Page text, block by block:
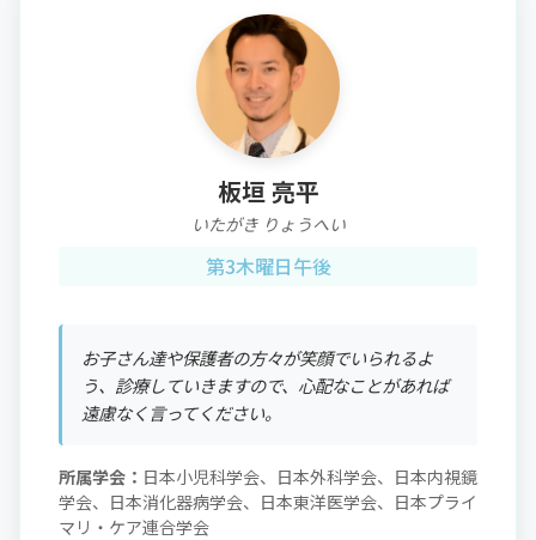
板垣 亮平
いたがき りょうへい
第3木曜日午後
お子さん達や保護者の方々が笑顔でいられるよ
う、診療していきますので、心配なことがあれば
遠慮なく言ってください。
所属学会： 日本小児科学会、日本外科学会、日本内視鏡
学会、日本消化器病学会、日本東洋医学会、日本プライ
マリ・ケア連合学会